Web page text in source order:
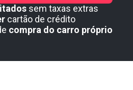
sem taxas extras
cartão de crédito
compra do carro próprio